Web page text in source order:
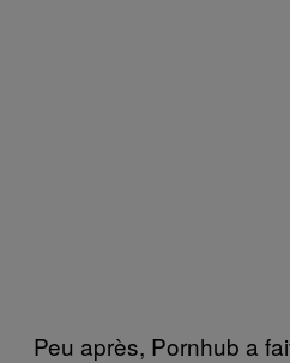
Peu après, Pornhub a